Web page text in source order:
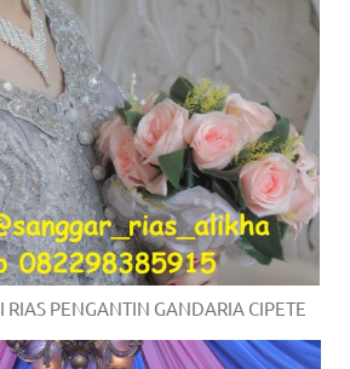
RIAS PENGANTIN GANDARIA CIPETE